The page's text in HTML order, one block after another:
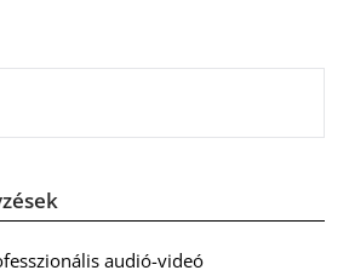
audió-videó